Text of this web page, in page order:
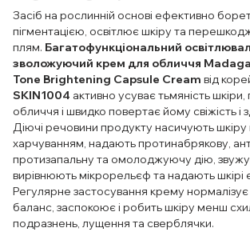
Засіб на рослинній основі ефективно
пігментацією, освітлює шкіру та
плям. Багатофункціональний
зволожуючий крем для обличчя
Tone Brightening Capsule Cream від
SKIN1004 активно усуває тьмяність
обличчя і швидко повертає йому свіжість і
Діючі речовини продукту насичують
харчуванням, надають протинабрякову,
протизапальну та омолоджуючу дію,
вирівнюють мікрорельєф та надають шкірі
Регулярне застосування крему
баланс, заспокоює і робить шкіру менш
подразнень, лущення та сверблячки.